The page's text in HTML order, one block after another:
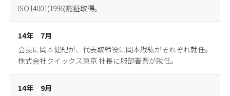
ISO14001(1996)認証取得。
14年 7月
会長に岡本健紀が、代表取締役に岡本戡紘がそれぞれ就任。
株式会社クイックス東京 社長に服部晋吾が就任。
14年 9月